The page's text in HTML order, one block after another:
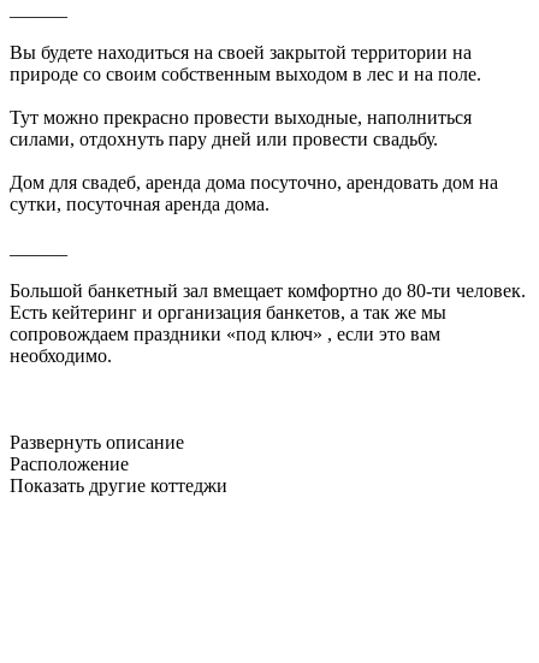
Вы будете находиться на своей закрытой территории на
природе со своим собственным выходом в лес и на поле.
Тут можно прекрасно провести выходные, наполниться
силами, отдохнуть пару дней или провести свадьбу.
Дом для свадеб, аренда дома посуточно, арендовать дом на
сутки, посуточная аренда дома.
Большой банкетный зал вмещает комфортно до 80-ти человек.
Есть кейтеринг и организация банкетов, а так же мы
сопровождаем праздники «под ключ» , если это вам
необходимо.
Развернуть описание
Расположение
Показать другие коттеджи